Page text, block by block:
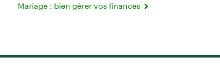
Mariage : bien gérer vos finances